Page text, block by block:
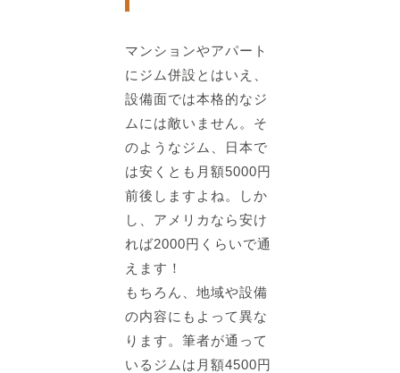
マンションやアパート
にジム併設とはいえ、
設備面では本格的なジ
ムには敵いません。そ
のようなジム、
日本で
は安くとも月額5000円
前後 しますよね。しか
し、 アメリカなら安け
れば2000円くらいで通
えます！
もちろん、地域や設備
の内容にもよって異な
ります。筆者が通って
いるジムは月額4500円